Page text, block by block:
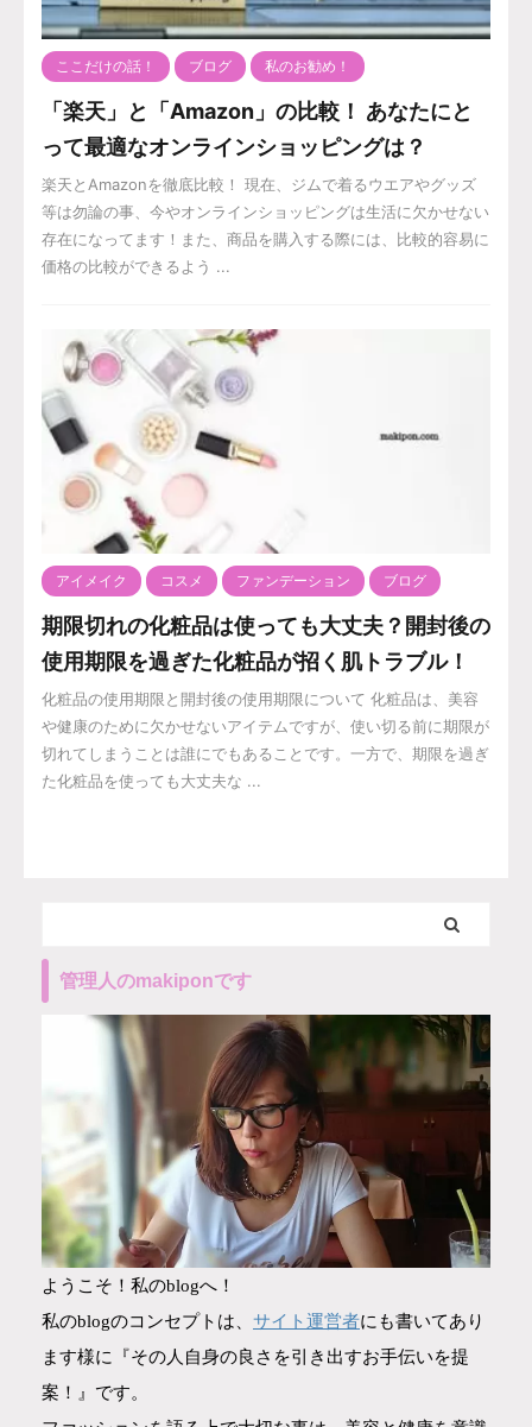
ここだけの話！ ブログ 私のお勧め！
「楽天」と「Amazon」の比較！ あなたにと
って最適なオンラインショッピングは？
楽天とAmazonを徹底比較！ 現在、ジムで着るウエアやグッズ
等は勿論の事、今やオンラインショッピングは生活に欠かせない
存在になってます！また、商品を購入する際には、比較的容易に
価格の比較ができるよう ...
アイメイク コスメ ファンデーション ブログ
期限切れの化粧品は使っても大丈夫？開封後の
使用期限を過ぎた化粧品が招く肌トラブル！
化粧品の使用期限と開封後の使用期限について 化粧品は、美容
や健康のために欠かせないアイテムですが、使い切る前に期限が
切れてしまうことは誰にでもあることです。一方で、期限を過ぎ
た化粧品を使っても大丈夫な ...
管理人のmakiponです
ようこそ！私のblogへ！
私のblogのコンセプトは、 サイト運営者にも書いてあり
ます様に『その人自身の良さを引き出すお手伝いを提
案！』です。